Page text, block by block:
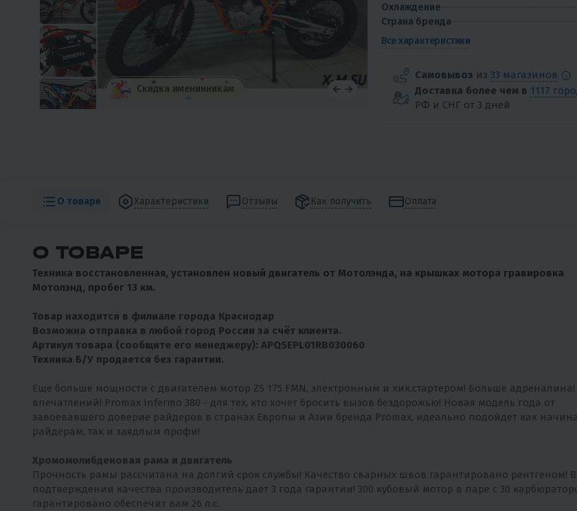
Скидка именинникам
Охлаждение
Страна бренда
Все характеристики
Самовывоз из 33 магазинов
Доставка более чем в 1117
РФ и СНГ от 3 дней
О товаре Характеристики Отзывы Как получить Оплата
О ТОВАРЕ
Техника восстановленная, установлен новый двигатель от Мотолэнда, на крышках мотора гравировка
Мотолэнд, пробег 13 км.
Товар находится в филиале города Краснодар
Возможна отправка в любой город России за счёт клиента.
Артикул товара (сообщите его менеджеру): APQSEPL01RB030060
Техника Б/У продается без гарантии.
Еще больше мощности с двигателем мотор ZS 175 FMN, электронным и кик.стартером! Больше
впечатлений! Promax Infermo 380 - для тех, кто хочет бросить вызов бездорожью! Новая модель года от
завоевавшего доверие райдеров в странах Европы и Азии бренда Promax, идеально подойдет как
райдерам, так и заядлым профи!
Хромомолибденовая рама и двигатель
Прочность рамы рассчитана на долгий срок службы! Качество сварных швов гарантировано рентгеном! В
подтверждении качества производитель дает 3 года гарантии! 300 кубовый мотор в паре с 30
гарантировано обеспечит вам 26 л.с.